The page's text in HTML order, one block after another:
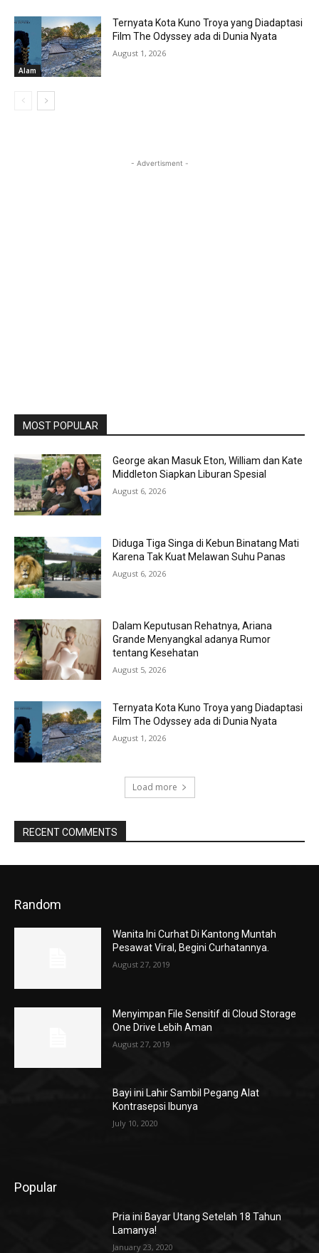
Alam
Ternyata Kota Kuno Troya yang Diadaptasi
Film The Odyssey ada di Dunia Nyata
August 1, 2026
- Advertisment -
MOST POPULAR
George akan Masuk Eton, William dan Kate
Middleton Siapkan Liburan Spesial
August 6, 2026
Diduga Tiga Singa di Kebun Binatang Mati
Karena Tak Kuat Melawan Suhu Panas
August 6, 2026
Dalam Keputusan Rehatnya, Ariana
Grande Menyangkal adanya Rumor
tentang Kesehatan
August 5, 2026
Ternyata Kota Kuno Troya yang Diadaptasi
Film The Odyssey ada di Dunia Nyata
August 1, 2026
Load more
RECENT COMMENTS
Random
Wanita Ini Curhat Di Kantong Muntah
Pesawat Viral, Begini Curhatannya.
August 27, 2019
Menyimpan File Sensitif di Cloud Storage
One Drive Lebih Aman
August 27, 2019
Bayi ini Lahir Sambil Pegang Alat
Kontrasepsi Ibunya
July 10, 2020
Popular
Pria ini Bayar Utang Setelah 18 Tahun
Lamanya!
January 23, 2020